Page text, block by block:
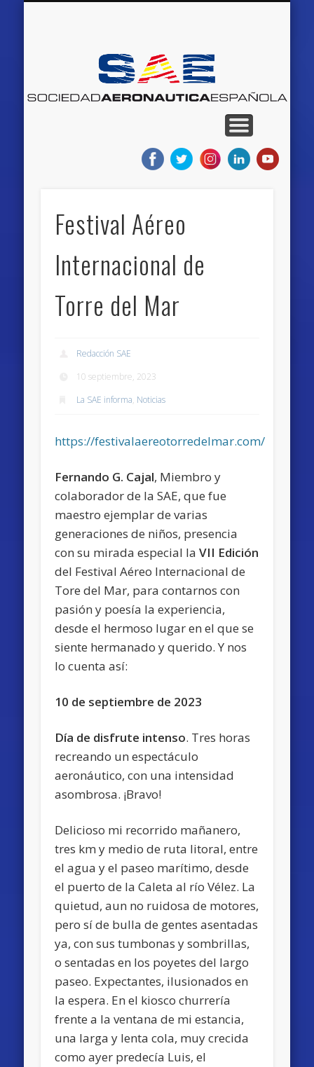
Festival Aéreo
Internacional de
Torre del Mar
Redacción SAE
10 septiembre, 2023
La SAE informa, Noticias
https://festivalaereotorredelmar.com/
Fernando G. Cajal, Miembro y
colaborador de la SAE, que fue
maestro ejemplar de varias
generaciones de niños, presencia
con su mirada especial laVII Edición
del Festival Aéreo Internacional de
Tore del Mar, para contarnos con
pasión y poesía la experiencia,
desde el hermoso lugar en el que se
siente hermanado y querido. Y nos
lo cuenta así:
10 de septiembre de 2023
Día de disfrute intenso. Tres horas
recreando un espectáculo
aeronáutico, con una intensidad
asombrosa. ¡Bravo!
Delicioso mi recorrido mañanero,
tres km y medio de ruta litoral, entre
el agua y el paseo marítimo, desde
el puerto de la Caleta al río Vélez. La
quietud, aun no ruidosa de motores,
pero sí de bulla de gentes asentadas
ya, con sus tumbonas y sombrillas,
o sentadas en los poyetes del largo
paseo. Expectantes, ilusionados en
la espera. En el kiosco churrería
frente a la ventana de mi estancia,
una larga y lenta cola, muy crecida
como ayer predecía Luis, el